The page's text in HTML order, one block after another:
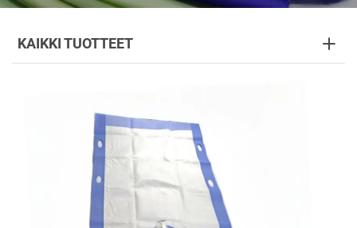
KAIKKI TUOTTEET